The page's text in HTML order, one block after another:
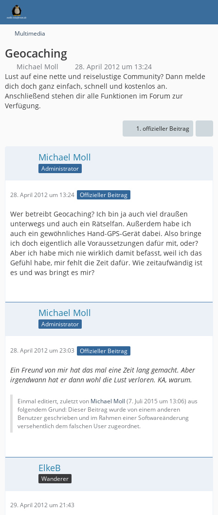
Multimedia
Geocaching
Michael Moll
28. April 2012 um 13:24
Lust auf eine nette und reiselustige Community? Dann melde
dich doch ganz einfach, schnell und kostenlos an.
Anschließend stehen dir alle Funktionen im Forum zur
Verfügung.
1. offizieller Beitrag
Michael Moll
Administrator
28. April 2012 um 13:24 Offizieller Beitrag
Wer betreibt Geocaching? Ich bin ja auch viel draußen
unterwegs und auch ein Rätselfan. Außerdem habe ich
auch ein gewöhnliches Hand-GPS-Gerät dabei. Also bringe
ich doch eigentlich alle Voraussetzungen dafür mit, oder?
Aber ich habe mich nie wirklich damit befasst, weil ich das
Gefühl habe, mir fehlt die Zeit dafür. Wie zeitaufwändig ist
es und was bringt es mir?
Michael Moll
Administrator
28. April 2012 um 23:03 Offizieller Beitrag
Ein Freund von mir hat das mal eine Zeit lang gemacht. Aber
irgendwann hat er dann wohl die Lust verloren. KA, warum.
Einmal editiert, zuletzt von Michael Moll (7. Juli 2015 um 13:06) aus
folgendem Grund: Dieser Beitrag wurde von einem anderen
Benutzer geschrieben und im Rahmen einer Softwareänderung
versehentlich dem falschen User zugeordnet.
ElkeB
Wanderer
29. April 2012 um 21:43